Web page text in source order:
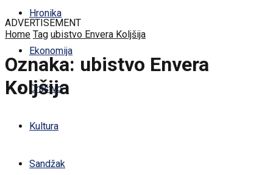
Hronika
Ekonomija
Društvo
Kultura
Sandžak
ADVERTISEMENT
Home Tag ubistvo Envera Koljšija
Oznaka: ubistvo Envera
Koljšija